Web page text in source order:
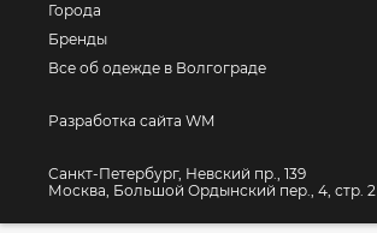
Города
Бренды
Все об одежде в Волгограде
Разработка сайта WM
Санкт-Петербург, Невский пр., 139
Москва, Большой Ордынский пер., 4, стр. 2